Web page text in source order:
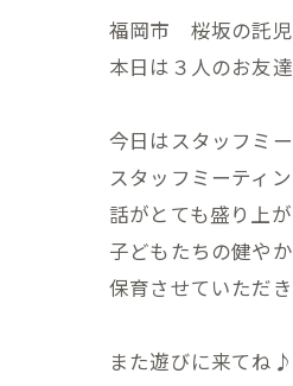
福岡市 桜坂の託児
本日は３人のお友
今日はスタッフミ
スタッフミーティ
話がとても盛り上
子どもたちの健や
保育させていただ
また遊びに来てね♪